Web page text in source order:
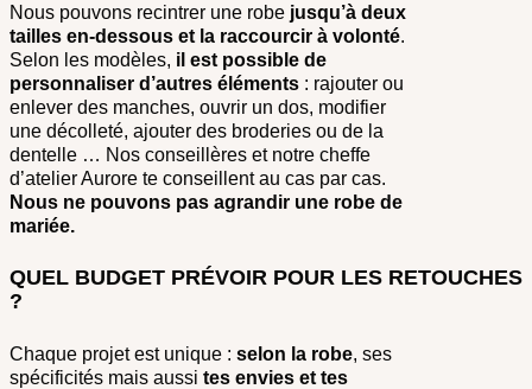
Nous pouvons recintrer une robe jusqu’à deux
tailles en-dessous et la raccourcir à volonté.
Selon les modèles, il est possible de
personnaliser d’autres éléments : rajouter ou
enlever des manches, ouvrir un dos, modifier
une décolleté, ajouter des broderies ou de la
dentelle … Nos conseillères et notre cheffe
d’atelier Aurore te conseillent au cas par cas.
Nous ne pouvons pas agrandir une robe de
mariée.
QUEL BUDGET PRÉVOIR POUR LES RETOUCHES
?
Chaque projet est unique : selon la robe, ses
spécificités mais aussi tes envies et tes